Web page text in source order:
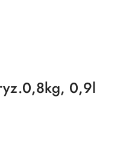
0,9l